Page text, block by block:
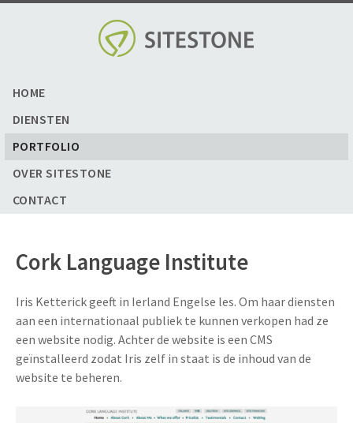
HOME
DIENSTEN
PORTFOLIO
OVER SITESTONE
CONTACT
Cork Language Institute
Iris Ketterick geeft in Ierland Engelse les. Om haar diensten
aan een internationaal publiek te kunnen verkopen had ze
een website nodig. Achter de website is een CMS
geïnstalleerd zodat Iris zelf in staat is de inhoud van de
website te beheren.